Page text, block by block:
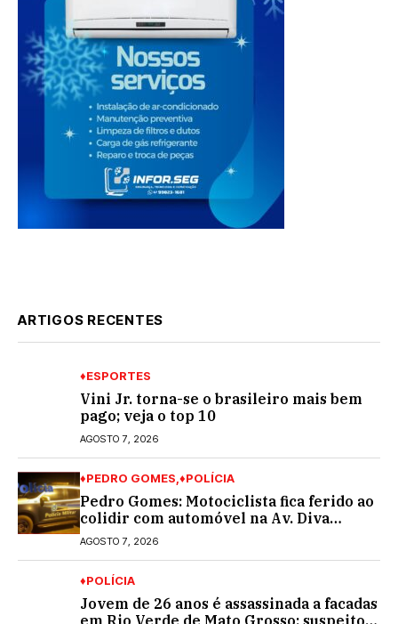
ARTIGOS RECENTES
♦ESPORTES
Vini Jr. torna-se o brasileiro mais bem
pago; veja o top 10
AGOSTO 7, 2026
♦PEDRO GOMES ♦POLÍCIA
Pedro Gomes: Motociclista fica ferido ao
colidir com automóvel na Av. Diva
Araújo; ele não tinha CNH
AGOSTO 7, 2026
♦POLÍCIA
Jovem de 26 anos é assassinada a facadas